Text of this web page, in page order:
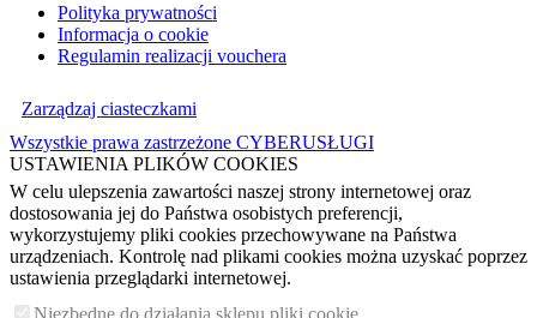
Polityka prywatności
Informacja o cookie
Regulamin realizacji vouchera
Zarządzaj ciasteczkami
Wszystkie prawa zastrzeżone CYBERUSŁUGI
USTAWIENIA PLIKÓW COOKIES
W celu ulepszenia zawartości naszej strony internetowej oraz
dostosowania jej do Państwa osobistych preferencji,
wykorzystujemy pliki cookies przechowywane na Państwa
urządzeniach. Kontrolę nad plikami cookies można uzyskać poprzez
ustawienia przeglądarki internetowej.
Niezbędne do działania sklepu pliki cookie